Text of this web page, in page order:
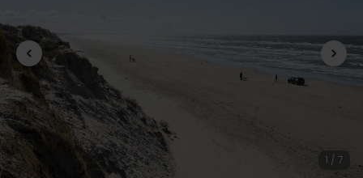
1 / 7